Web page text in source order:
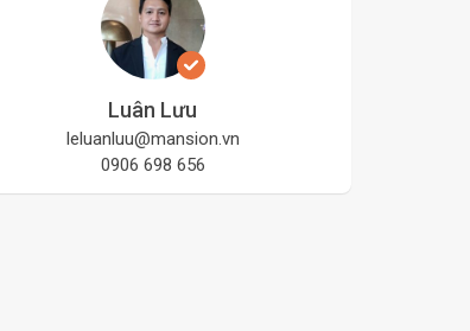
Luân Lưu
leluanluu@mansion.vn
0906 698 656